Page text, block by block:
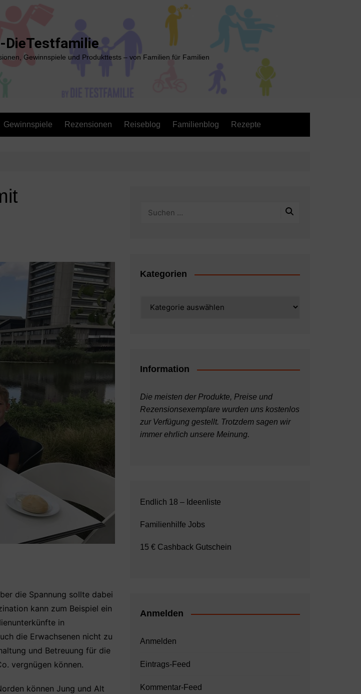
DieTestfamilie
Gewinnspiele und Produkttests – von Familien für Familien
Gewinnspiele Rezensionen Reiseblog Familienblog Rezepte
die Spannung sollte dabei
kann zum Beispiel ein
in
die Erwachsenen nicht zu
und Betreuung für die
vergnügen können.
können Jung und Alt
Kategorien
Information
Die meisten der Produkte, Preise und
Rezensionsexemplare wurden uns kostenlos
zur Verfügung gestellt. Trotzdem sagen wir
immer ehrlich unsere Meinung.
Endlich 18 – Ideenliste
Familienhilfe Jobs
15 € Cashback Gutschein
Anmelden
Anmelden
Eintrags-Feed
Kommentar-Feed